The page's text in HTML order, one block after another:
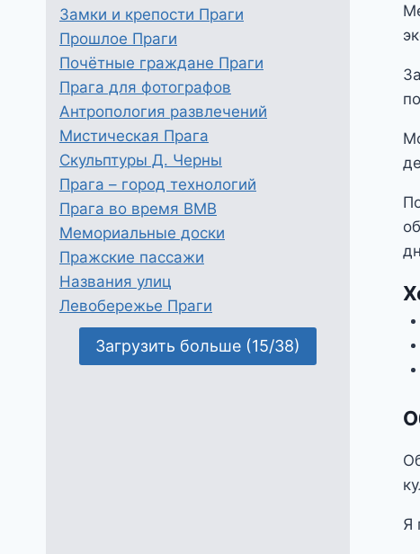
Я
Замки и крепости Праги
Прошлое Праги
Почётные граждане Праги
Прага для фотографов
Антропология развлечений
Мистическая Прага
Скульптуры Д. Черны
Прага – город технологий
Прага во время ВМВ
Мемориальные доски
Пражские пассажи
Названия улиц
Левобережье Праги
Загрузить больше (15/38)